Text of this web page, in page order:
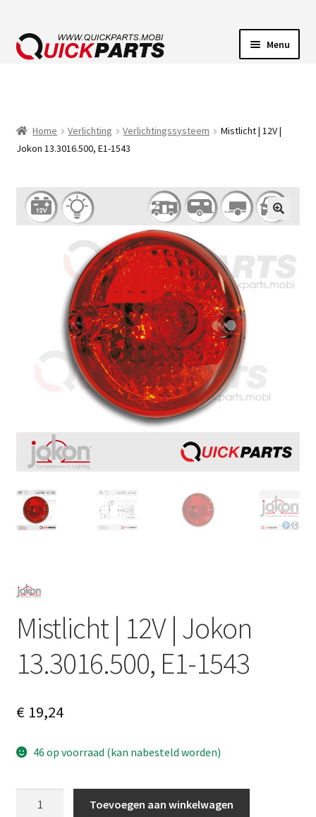
Menu
ELEKTRISCHE CONNECTOREN
Home Verlichting Verlichtingssysteem
Mistlicht | 12V |
Jokon 13.3016.500, E1-1543
Mistlicht | 12V | Jokon
13.3016.500, E1-1543
€19,24
46 op voorraad (kan nabesteld worden)
Toevoegen aan winkelwagen